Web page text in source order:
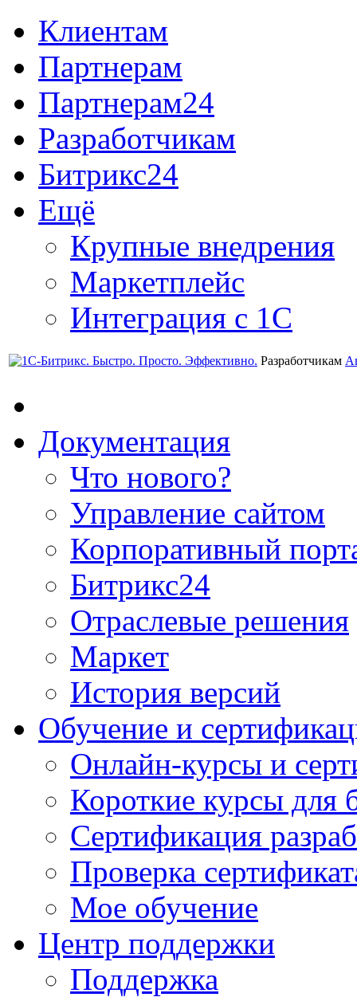
Клиентам
Партнерам
Партнерам24
Разработчикам
Битрикс24
Ещё
Крупные внедрения
Маркетплейс
Интеграция с 1С
Разработчикам
Документация
Что нового?
Управление сайтом
Корпоративный
Битрикс24
Отраслевые решения
Маркет
История версий
Обучение и
Онлайн-курсы и
Короткие курсы для
Сертификация
Проверка
Мое обучение
Центр поддержки
Поддержка